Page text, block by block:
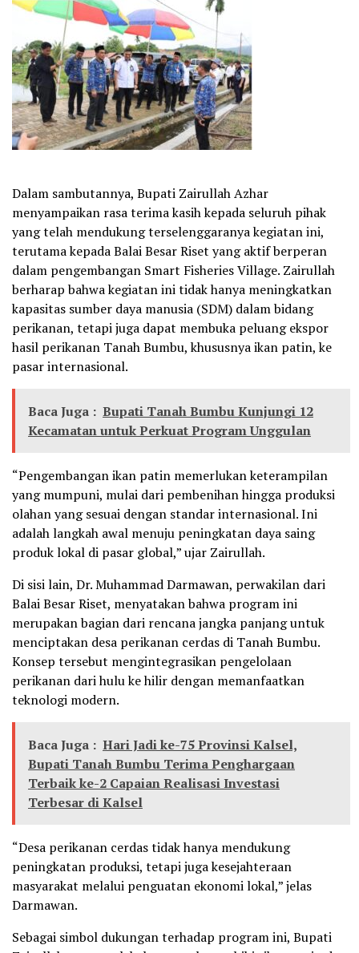
Dalam sambutannya, Bupati Zairullah Azhar
menyampaikan rasa terima kasih kepada seluruh pihak
yang telah mendukung terselenggaranya kegiatan ini,
terutama kepada Balai Besar Riset yang aktif berperan
dalam pengembangan Smart Fisheries Village. Zairullah
berharap bahwa kegiatan ini tidak hanya meningkatkan
kapasitas sumber daya manusia (SDM) dalam bidang
perikanan, tetapi juga dapat membuka peluang ekspor
hasil perikanan Tanah Bumbu, khususnya ikan patin, ke
pasar internasional.
Baca Juga : Bupati Tanah Bumbu Kunjungi 12
Kecamatan untuk Perkuat Program Unggulan
“Pengembangan ikan patin memerlukan keterampilan
yang mumpuni, mulai dari pembenihan hingga produksi
olahan yang sesuai dengan standar internasional. Ini
adalah langkah awal menuju peningkatan daya saing
produk lokal di pasar global,” ujar Zairullah.
Di sisi lain, Dr. Muhammad Darmawan, perwakilan dari
Balai Besar Riset, menyatakan bahwa program ini
merupakan bagian dari rencana jangka panjang untuk
menciptakan desa perikanan cerdas di Tanah Bumbu.
Konsep tersebut mengintegrasikan pengelolaan
perikanan dari hulu ke hilir dengan memanfaatkan
teknologi modern.
Baca Juga : Hari Jadi ke-75 Provinsi Kalsel,
Bupati Tanah Bumbu Terima Penghargaan
Terbaik ke-2 Capaian Realisasi Investasi
Terbesar di Kalsel
“Desa perikanan cerdas tidak hanya mendukung
peningkatan produksi, tetapi juga kesejahteraan
masyarakat melalui penguatan ekonomi lokal,” jelas
Darmawan.
Sebagai simbol dukungan terhadap program ini, Bupati